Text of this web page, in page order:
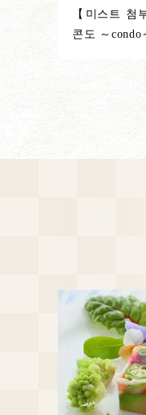
【미스트 첨
콘도 ～condo